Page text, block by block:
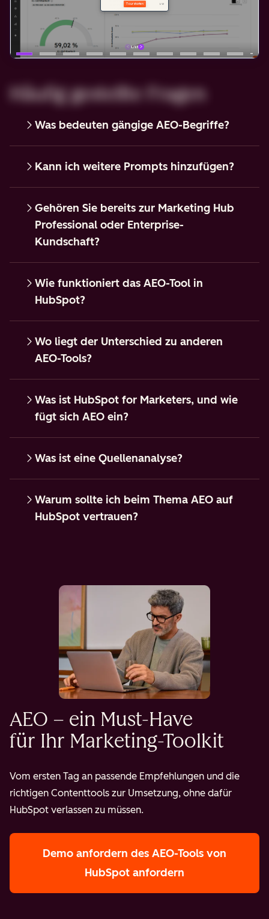
Häufig gestellte Fragen
Was bedeuten gängige AEO-Begriffe?
Kann ich weitere Prompts hinzufügen?
Gehören Sie bereits zur Marketing Hub
Professional oder Enterprise-
Kundschaft?
Wie funktioniert das AEO-Tool in
HubSpot?
Wo liegt der Unterschied zu anderen
AEO-Tools?
Was ist HubSpot for Marketers, und wie
fügt sich AEO ein?
Was ist eine Quellenanalyse?
Warum sollte ich beim Thema AEO auf
HubSpot vertrauen?
AEO – ein Must-Have
für Ihr Marketing-Toolkit
Vom ersten Tag an passende Empfehlungen und die
richtigen Contenttools zur Umsetzung, ohne dafür
HubSpot verlassen zu müssen.
Demo anfordern des AEO-Tools von
HubSpot anfordern